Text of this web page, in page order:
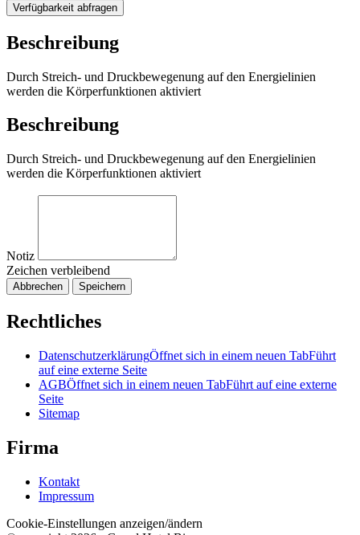
Verfügbarkeit abfragen
Beschreibung
Durch Streich- und Druckbewegenung auf den Energielinien
werden die Körperfunktionen aktiviert
Beschreibung
Durch Streich- und Druckbewegenung auf den Energielinien
werden die Körperfunktionen aktiviert
Notiz
Zeichen verbleibend
Abbrechen Speichern
Rechtliches
DatenschutzerklärungÖffnet sich in einem neuen TabFührt
auf eine externe Seite
AGBÖffnet sich in einem neuen TabFührt auf eine externe
Seite
Sitemap
Firma
Kontakt
Impressum
Cookie-Einstellungen anzeigen/ändern